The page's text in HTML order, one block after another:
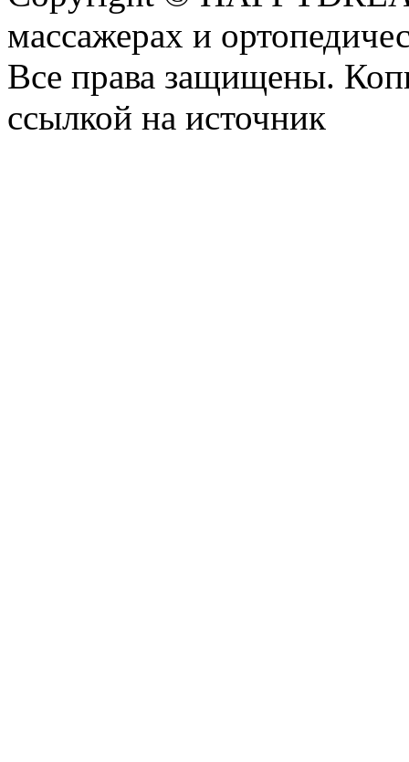
массажерах и
Все права защищены.
ссылкой на источник